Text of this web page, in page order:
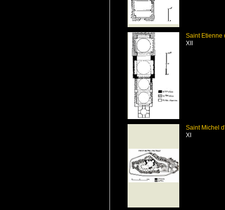
Saint Etienne
XII
Saint Michel
XI